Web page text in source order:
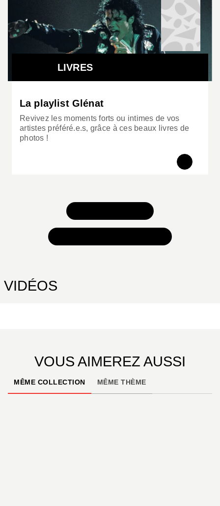
vidéoclips, l’ouvrage est illustré de nombreuses
photos inédites venant donner corps à une
trajectoire aussi atypique qu’emblématique de
l’histoire récente du rap français.
LIVRES
La playlist Glénat
Revivez les moments forts ou intimes de vos
artistes préféré.e.s, grâce à ces beaux livres de
photos !
VIDÉOS
VOUS AIMEREZ AUSSI
MÊME COLLECTION MÊME THÈME